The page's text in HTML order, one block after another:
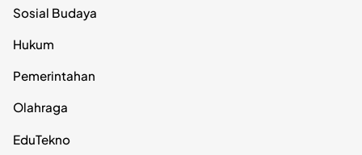
Sosial Budaya
Hukum
Pemerintahan
Olahraga
EduTekno